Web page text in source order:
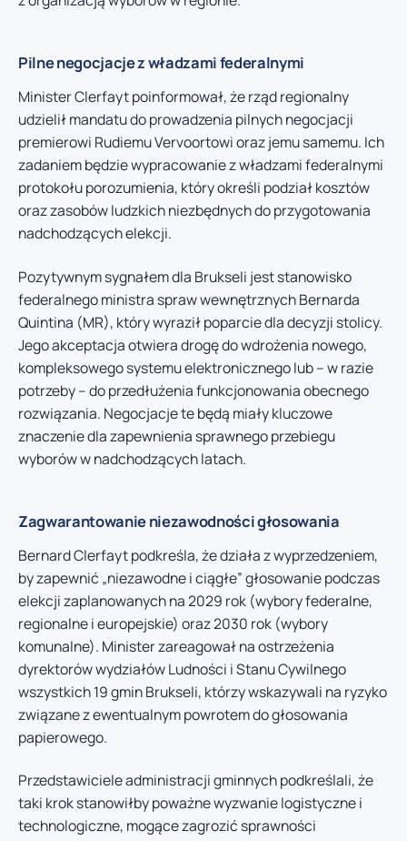
Pilne negocjacje z władzami federalnymi
Minister Clerfayt poinformował, że rząd regionalny
udzielił mandatu do prowadzenia pilnych negocjacji
premierowi Rudiemu Vervoortowi oraz jemu samemu. Ich
zadaniem będzie wypracowanie z władzami federalnymi
protokołu porozumienia, który określi podział kosztów
oraz zasobów ludzkich niezbędnych do przygotowania
nadchodzących elekcji.
Pozytywnym sygnałem dla Brukseli jest stanowisko
federalnego ministra spraw wewnętrznych Bernarda
Quintina (MR), który wyraził poparcie dla decyzji stolicy.
Jego akceptacja otwiera drogę do wdrożenia nowego,
kompleksowego systemu elektronicznego lub – w razie
potrzeby – do przedłużenia funkcjonowania obecnego
rozwiązania. Negocjacje te będą miały kluczowe
znaczenie dla zapewnienia sprawnego przebiegu
wyborów w nadchodzących latach.
Zagwarantowanie niezawodności głosowania
Bernard Clerfayt podkreśla, że działa z wyprzedzeniem,
by zapewnić „niezawodne i ciągłe” głosowanie podczas
elekcji zaplanowanych na 2029 rok (wybory federalne,
regionalne i europejskie) oraz 2030 rok (wybory
komunalne). Minister zareagował na ostrzeżenia
dyrektorów wydziałów Ludności i Stanu Cywilnego
wszystkich 19 gmin Brukseli, którzy wskazywali na ryzyko
związane z ewentualnym powrotem do głosowania
papierowego.
Przedstawiciele administracji gminnych podkreślali, że
taki krok stanowiłby poważne wyzwanie logistyczne i
technologiczne, mogące zagrozić sprawności